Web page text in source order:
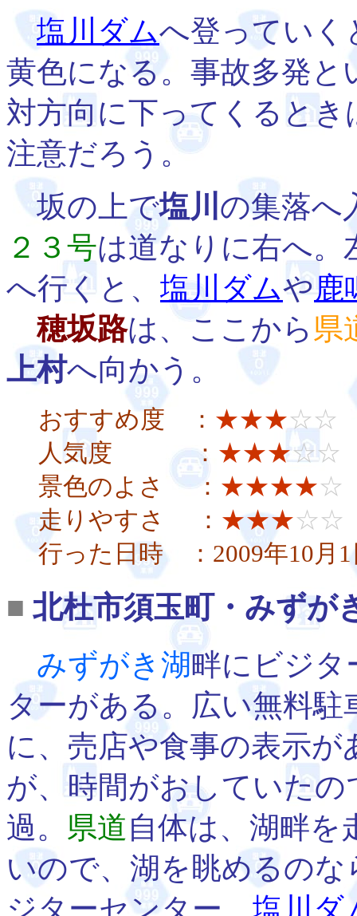
塩川ダムへ登っていく
黄色になる。事故多発
対方向に下ってくると
注意だろう。
坂の上で塩川 の集落へ
２３号は道なりに右へ。
へ行くと、 塩川ダムや鹿
穂坂路は、ここから 県
上村へ向かう。
おすすめ度 ： ★★★☆☆
人気度 ： ★★★☆☆
景色のよさ ： ★★★★☆
走りやすさ ： ★★★☆☆
行った日時 ：2009年10月1
■ 北杜市須玉町・みずが
みずがき湖畔にビジタ
ターがある。広い無料駐
に、売店や食事の表示が
が、時間がおしていたの
過。 県道自体は、湖畔を
いので、湖を眺めるのな
ジターセンター、 塩川ダ